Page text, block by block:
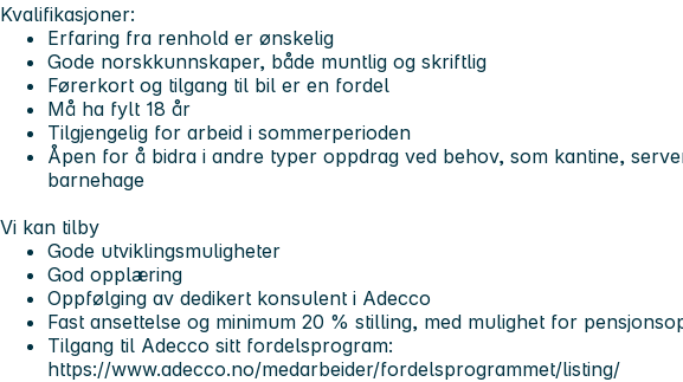
Kvalifikasjoner:
Erfaring fra renhold er ønskelig
Gode norskkunnskaper, både muntlig og skriftlig
Førerkort og tilgang til bil er en fordel
Må ha fylt 18 år
Tilgjengelig for arbeid i sommerperioden
Åpen for å bidra i andre typer oppdrag ved behov, som kantine,
barnehage
Vi kan tilby
Gode utviklingsmuligheter
God opplæring
Oppfølging av dedikert konsulent i Adecco
Fast ansettelse og minimum 20 % stilling, med mulighet for
Tilgang til Adecco sitt fordelsprogram:
https://www.adecco.no/medarbeider/fordelsprogrammet/listing/